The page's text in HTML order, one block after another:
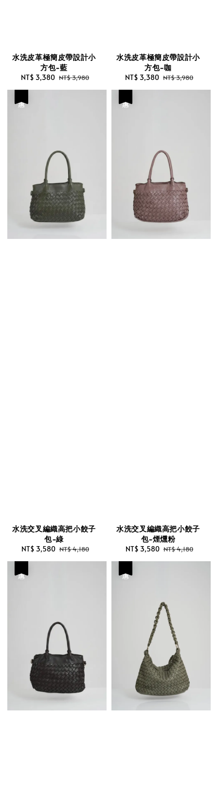
水洗皮革極簡皮帶設計小
方包-藍
Sale
price
NT$ 3,380 Regular
price
NT$ 3,980
水洗皮革極簡皮帶設計小
方包-咖
Sale
price
NT$ 3,380 Regular
price
NT$ 3,980
水洗交叉編織高把小餃子
包-綠
Sale
price
NT$ 3,580 Regular
price
NT$ 4,180
水洗交叉編織高把小餃子
包-煙燻粉
Sale
price
NT$ 3,580 Regular
price
NT$ 4,180